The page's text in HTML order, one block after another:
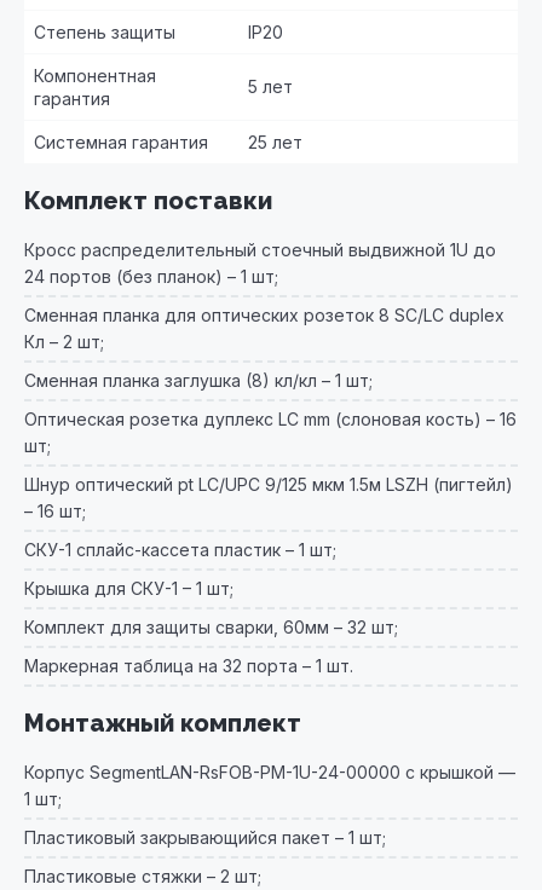
Степень защиты IP20
Компонентная
гарантия
5 лет
Системная гарантия 25 лет
Комплект поставки
Кросс распределительный стоечный выдвижной 1U до
24 портов (без планок) – 1 шт;
Сменная планка для оптических розеток 8 SC/LC duplex
Кл – 2 шт;
Сменная планка заглушка (8) кл/кл – 1 шт;
Оптическая розетка дуплекс LC mm (слоновая кость) – 16
шт;
Шнур оптический pt LC/UPC 9/125 мкм 1.5м LSZH (пигтейл)
– 16 шт;
СКУ-1 сплайс-кассета пластик – 1 шт;
Крышка для СКУ-1 – 1 шт;
Комплект для защиты сварки, 60мм – 32 шт;
Маркерная таблица на 32 порта – 1 шт.
Монтажный комплект
Корпус SegmentLAN-RsFOB-PM-1U-24-00000 с крышкой —
1 шт;
Пластиковый закрывающийся пакет – 1 шт;
Пластиковые стяжки – 2 шт;